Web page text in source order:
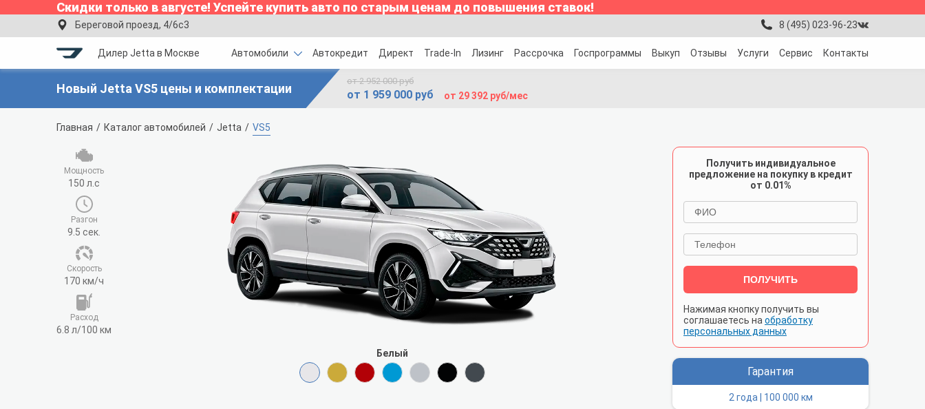
Скидки только в августе! Успейте купить авто по старым ценам до повышения ставок!
Береговой проезд, 4/6с3 8 (495) 023-96-23
Дилер Jetta в Москве Автомобили Автокредит Директ Trade-In Лизинг Рассрочка Госпрограммы Выкуп Отзывы Услуги Сервис Контакты
Новый Jetta VS5 цены и комплектации
от 2 952 000 руб
от 1 959 000 руб от 29 392 руб/мес
Главная Каталог автомобилей Jetta VS5
Мощность
150 л.с
Разгон
9.5 сек.
Cкорость
170 км/ч
Расход
6.8 л/100 км
Белый
Получить индивидуальное
предложение на покупку в кредит
от 0.01%
ПОЛУЧИТЬ
Нажимая кнопку получить вы
соглашаетесь на обработку
персональных данных
Гарантия
2 года | 100 000 км